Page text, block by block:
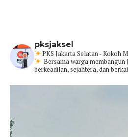
pksjaksel
PKS Jakarta Selatan - Kokoh
Bersama warga membangun
berkeadilan, sejahtera, dan